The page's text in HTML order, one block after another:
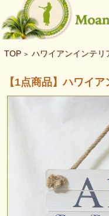
TOP > ハワイアンインテリ
【1点商品】ハワイ